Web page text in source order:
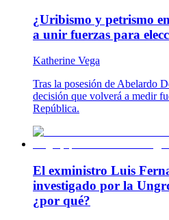
¿Uribismo y petrismo
a unir fuerzas para
Katherine Vega
Tras la posesión de Abelardo
decisión que volverá a medir
República.
El exministro Luis
investigado por la
¿por qué?